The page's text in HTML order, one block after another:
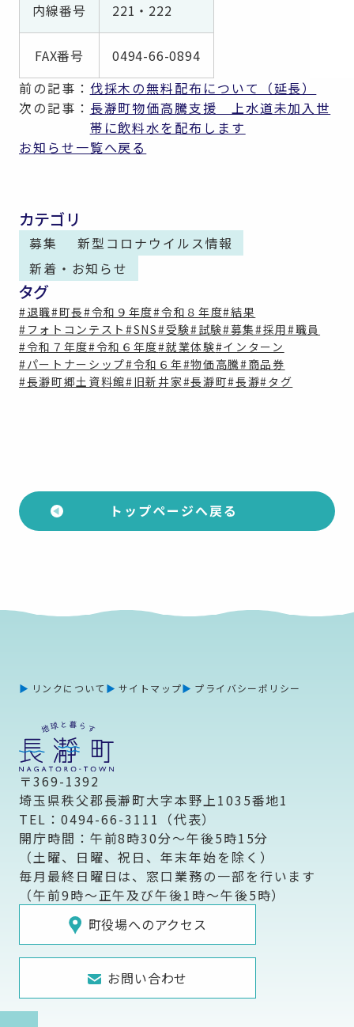
内線番号 221・222
FAX番号
0494-66-0894
前の記事： 伐採木の無料配布について（延長）
次の記事： 長瀞町物価高騰支援 上水道未加入世
帯に飲料水を配布します
お知らせ一覧へ戻る
カテゴリ
募集
新型コロナウイルス情報
新着・お知らせ
タグ
#退職#町長#令和９年度#令和８年度#結果
#フォトコンテスト#SNS#受験#試験#募集#採用#職員
#令和７年度#令和６年度#就業体験#インターン
#パートナーシップ#令和６年#物価高騰#商品券
#長瀞町郷土資料館#旧新井家#長瀞町#長瀞#タグ
トップページへ戻る
リンクについて サイトマップ プライバシーポリシー
〒369-1392
埼玉県秩父郡長瀞町大字本野上1035番地1
TEL：0494-66-3111（代表）
開庁時間：午前8時30分～午後5時15分
（土曜、日曜、祝日、年末年始を除く）
毎月最終日曜日は、窓口業務の一部を行います
（午前9時～正午及び午後1時～午後5時）
町役場へのアクセス
お問い合わせ